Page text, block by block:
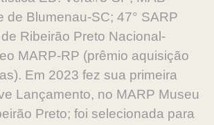
de Blumenau-SC; 47° SARP
Ribeirão Preto Nacional-
MARP-RP (prêmio aquisição
Em 2023 fez sua primeira
Lançamento, no MARP Museu
Preto; foi selecionada para